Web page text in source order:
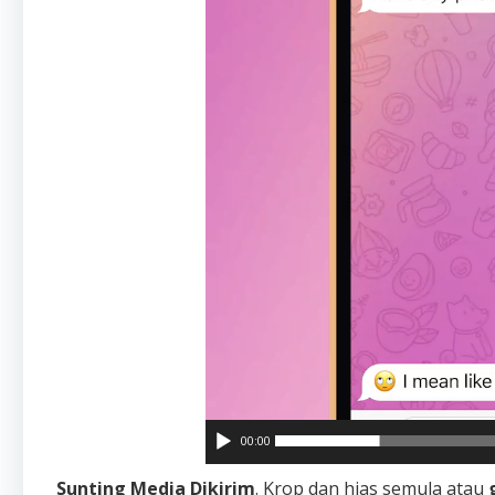
00:00
Sunting Media Dikirim. Krop dan hias semula atau